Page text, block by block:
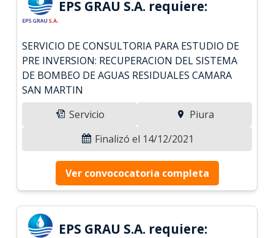
EPS GRAU S.A. requiere:
SERVICIO DE CONSULTORIA PARA ESTUDIO DE
PRE INVERSION: RECUPERACION DEL SISTEMA
DE BOMBEO DE AGUAS RESIDUALES CAMARA
SAN MARTIN
Servicio
Piura
Finalizó el 14/12/2021
Ver convococatoria completa
EPS GRAU S.A. requiere: